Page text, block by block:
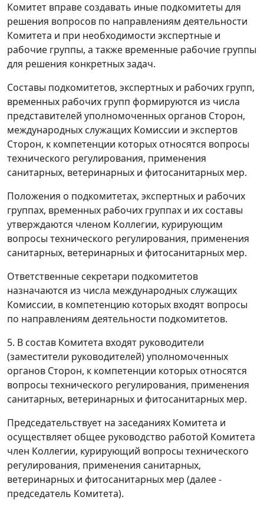
Комитет вправе создавать иные подкомитеты для
решения вопросов по направлениям деятельности
Комитета и при необходимости экспертные и
рабочие группы, а также временные рабочие группы
для решения конкретных задач.
Составы подкомитетов, экспертных и рабочих групп,
временных рабочих групп формируются из числа
представителей уполномоченных органов Сторон,
международных служащих Комиссии и экспертов
Сторон, к компетенции которых относятся вопросы
технического регулирования, применения
санитарных, ветеринарных и фитосанитарных мер.
Положения о подкомитетах, экспертных и рабочих
группах, временных рабочих группах и их составы
утверждаются членом Коллегии, курирующим
вопросы технического регулирования, применения
санитарных, ветеринарных и фитосанитарных мер.
Ответственные секретари подкомитетов
назначаются из числа международных служащих
Комиссии, в компетенцию которых входят вопросы
по направлениям деятельности подкомитетов.
5. В состав Комитета входят руководители
(заместители руководителей) уполномоченных
органов Сторон, к компетенции которых относятся
вопросы технического регулирования, применения
санитарных, ветеринарных и фитосанитарных мер.
Председательствует на заседаниях Комитета и
осуществляет общее руководство работой Комитета
член Коллегии, курирующий вопросы технического
регулирования, применения санитарных,
ветеринарных и фитосанитарных мер (далее -
председатель Комитета).